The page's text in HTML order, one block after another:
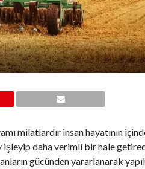
milatlardır insan hayatının
daha verimli bir hale
gücünden yararlanarak